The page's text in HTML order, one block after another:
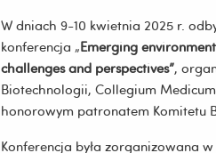
W dniach 9-10 kwietnia 2025 r.
konferencja „Emerging
challenges and perspectives”,
Biotechnologii, Collegium
honorowym patronatem Komitetu
Konferencja była zorganizowana